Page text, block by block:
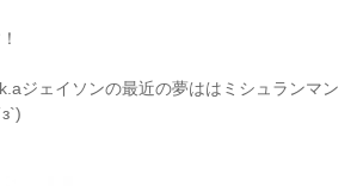
ジェイソンの最近の夢ははミシュランマン